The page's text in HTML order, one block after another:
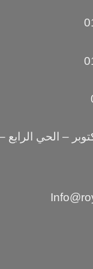
– الحي الرابع